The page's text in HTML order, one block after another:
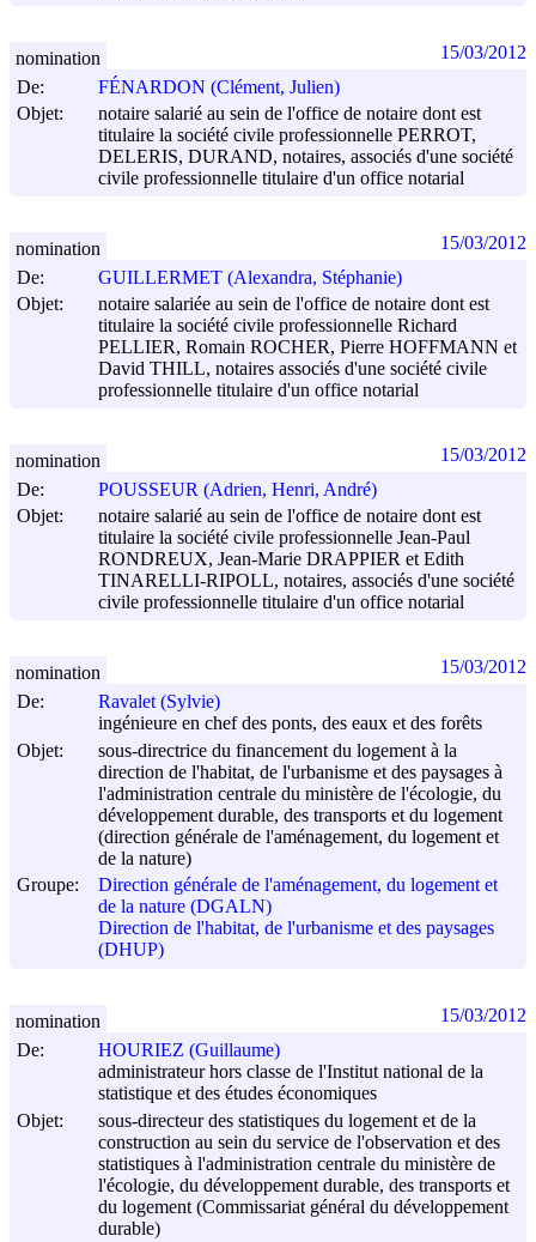
De:
FÉNARDON (Clément, Julien)
Objet:
notaire salarié au sein de l'office de notaire dont est
titulaire la société civile professionnelle PERROT,
DELERIS, DURAND, notaires, associés d'une société
civile professionnelle titulaire d'un office notarial
nomination 15/03/2012
De:
GUILLERMET (Alexandra, Stéphanie)
Objet:
notaire salariée au sein de l'office de notaire dont est
titulaire la société civile professionnelle Richard
PELLIER, Romain ROCHER, Pierre HOFFMANN et
David THILL, notaires associés d'une société civile
professionnelle titulaire d'un office notarial
nomination 15/03/2012
De:
POUSSEUR (Adrien, Henri, André)
Objet:
notaire salarié au sein de l'office de notaire dont est
titulaire la société civile professionnelle Jean-Paul
RONDREUX, Jean-Marie DRAPPIER et Edith
TINARELLI-RIPOLL, notaires, associés d'une société
civile professionnelle titulaire d'un office notarial
nomination 15/03/2012
De:
Ravalet (Sylvie)
ingénieure en chef des ponts, des eaux et des forêts
Objet:
sous-directrice du financement du logement à la
direction de l'habitat, de l'urbanisme et des paysages à
l'administration centrale du ministère de l'écologie, du
développement durable, des transports et du logement
(direction générale de l'aménagement, du logement et
de la nature)
Groupe:
Direction générale de l'aménagement, du logement et
de la nature (DGALN)
Direction de l'habitat, de l'urbanisme et des paysages
(DHUP)
nomination 15/03/2012
De:
HOURIEZ (Guillaume)
administrateur hors classe de l'Institut national de la
statistique et des études économiques
Objet:
sous-directeur des statistiques du logement et de la
construction au sein du service de l'observation et des
statistiques à l'administration centrale du ministère de
l'écologie, du développement durable, des transports et
du logement (Commissariat général du développement
durable)
nomination 15/03/2012